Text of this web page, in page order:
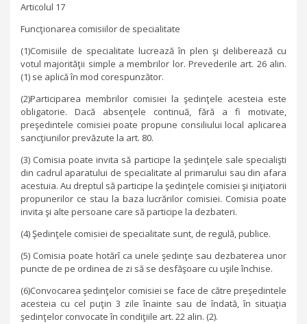
Articolul 17
Funcţionarea comisiilor de specialitate
(1)Comisiile de specialitate lucrează în plen şi deliberează cu
votul majorităţii simple a membrilor lor. Prevederile art. 26 alin.
(1) se aplică în mod corespunzător.
(2)Participarea membrilor comisiei la şedinţele acesteia este
obligatorie. Dacă absenţele continuă, fără a fi motivate,
preşedintele comisiei poate propune consiliului local aplicarea
sancţiunilor prevăzute la art. 80.
(3) Comisia poate invita să participe la şedinţele sale specialişti
din cadrul aparatului de specialitate al primarului sau din afara
acestuia. Au dreptul să participe la şedinţele comisiei şi iniţiatorii
propunerilor ce stau la baza lucrărilor comisiei. Comisia poate
invita şi alte persoane care să participe la dezbateri.
(4) Şedinţele comisiei de specialitate sunt, de regulă, publice.
(5) Comisia poate hotărî ca unele şedinţe sau dezbaterea unor
puncte de pe ordinea de zi să se desfăşoare cu uşile închise.
(6)Convocarea şedinţelor comisiei se face de către preşedintele
acesteia cu cel puţin 3 zile înainte sau de îndată, în situaţia
şedinţelor convocate în condiţiile art. 22 alin. (2).